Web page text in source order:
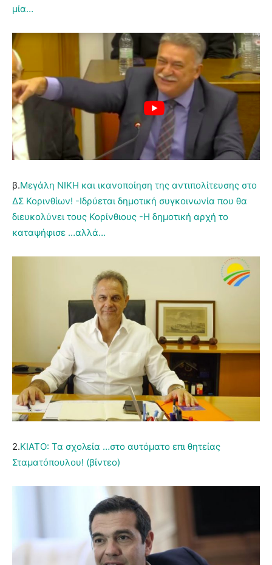
μία…
β.Μεγάλη ΝΙΚΗ και ικανοποίηση της αντιπολίτευσης στο
ΔΣ Κορινθίων! -Ιδρύεται δημοτική συγκοινωνία που θα
διευκολύνει τους Κορίνθιους -Η δημοτική αρχή το
καταψήφισε …αλλά…
2.ΚΙΑΤΟ: Τα σχολεία …στο αυτόματο επι θητείας
Σταματόπουλου! (βίντεο)